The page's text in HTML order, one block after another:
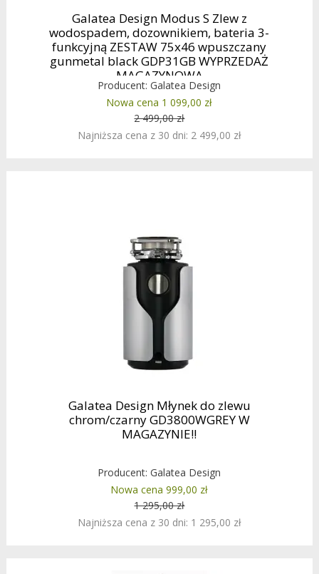
Galatea Design Modus S Zlew z
wodospadem, dozownikiem, bateria 3-
funkcyjną ZESTAW 75x46 wpuszczany
gunmetal black GDP31GB WYPRZEDAŻ
MAGAZYNOWA
Producent:Galatea Design
Nowa cena 1 099,00 zł
2 499,00 zł
Najniższa cena z 30 dni: 2 499,00 zł
Galatea Design Młynek do zlewu
chrom/czarny GD3800WGREY W
MAGAZYNIE!!
Producent:Galatea Design
Nowa cena 999,00 zł
1 295,00 zł
Najniższa cena z 30 dni: 1 295,00 zł